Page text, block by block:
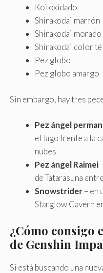
Koi oxidado
Shirakodai marrón
Shirakodai morado
Shirakodai color té
Pez globo
Pez globo amargo
Sin embargo, hay tres
Pez ángel
el lago frente a la
nubes
Pez ángel Raimei
de Tatarasuna
Snowstrider– en
Starglow Cavern
¿Cómo consigo
de Genshin
Si está buscando una